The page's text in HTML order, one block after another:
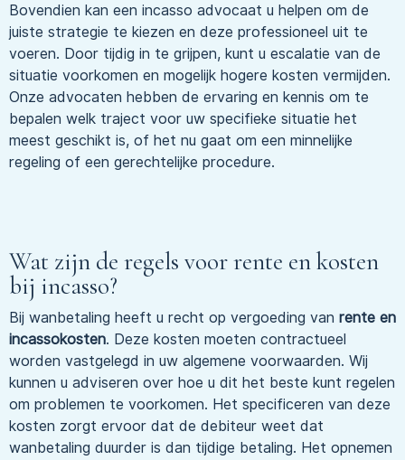
Bovendien kan een incasso advocaat u helpen om de
juiste strategie te kiezen en deze professioneel uit te
voeren. Door tijdig in te grijpen, kunt u escalatie van de
situatie voorkomen en mogelijk hogere kosten vermijden.
Onze advocaten hebben de ervaring en kennis om te
bepalen welk traject voor uw specifieke situatie het
meest geschikt is, of het nu gaat om een minnelijke
regeling of een gerechtelijke procedure.
Wat zijn de regels voor rente en kosten
bij incasso?
Bij wanbetaling heeft u recht op vergoeding van rente en
incassokosten. Deze kosten moeten contractueel
worden vastgelegd in uw algemene voorwaarden. Wij
kunnen u adviseren over hoe u dit het beste kunt regelen
om problemen te voorkomen. Het specificeren van deze
kosten zorgt ervoor dat de debiteur weet dat
wanbetaling duurder is dan tijdige betaling. Het opnemen